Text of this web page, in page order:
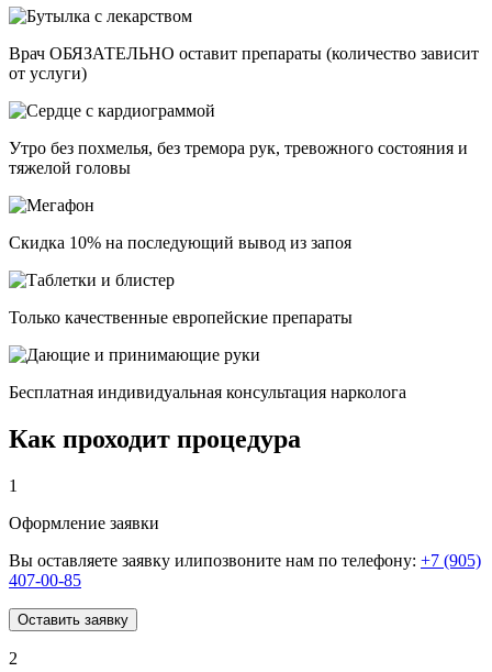
Врач ОБЯЗАТЕЛЬНО оставит препараты (количество зависит
от услуги)
Утро без похмелья, без тремора рук, тревожного состояния и
тяжелой головы
Скидка 10% на последующий вывод из запоя
Только качественные европейские препараты
Бесплатная индивидуальная консультация нарколога
Как проходит процедура
1
Оформление заявки
Вы оставляете заявку илипозвоните нам по телефону: +7 (905)
407-00-85
Оставить заявку
2